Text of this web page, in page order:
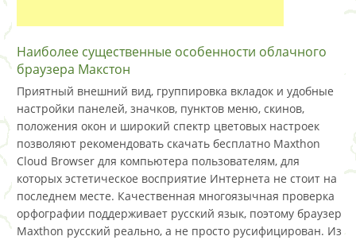
Наиболее существенные особенности облачного
браузера Макстон
Приятный внешний вид, группировка вкладок и удобные
настройки панелей, значков, пунктов меню, скинов,
положения окон и широкий спектр цветовых настроек
позволяют рекомендовать скачать бесплатно Maxthon
Cloud Browser для компьютера пользователям, для
которых эстетическое восприятие Интернета не стоит на
последнем месте. Качественная многоязычная проверка
орфографии поддерживает русский язык, поэтому браузер
Maxthon русский реально, а не просто русифицирован. Из